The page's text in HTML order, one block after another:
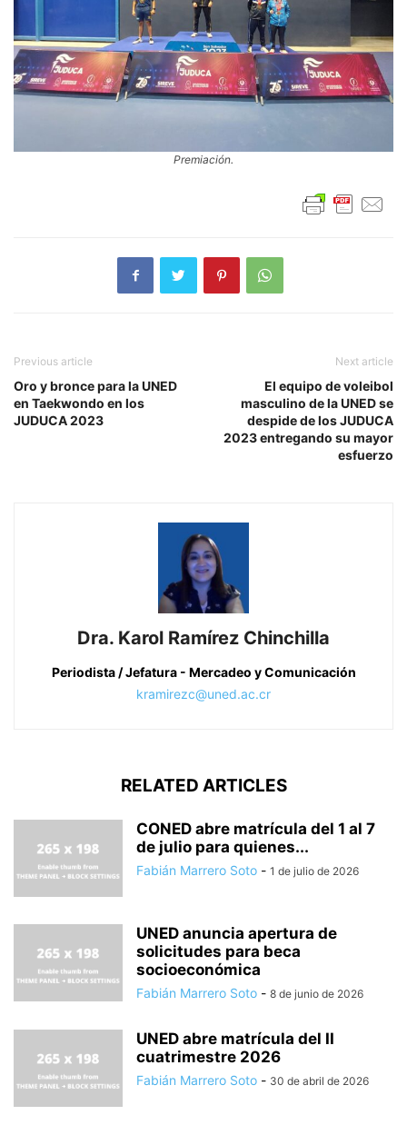
Premiación.
Previous article
Oro y bronce para la UNED
en Taekwondo en los
JUDUCA 2023
Next article
El equipo de voleibol
masculino de la UNED se
despide de los JUDUCA
2023 entregando su mayor
esfuerzo
Dra. Karol Ramírez Chinchilla
Periodista / Jefatura - Mercadeo y Comunicación
kramirezc@uned.ac.cr
RELATED ARTICLES
CONED abre matrícula del 1 al 7
de julio para quienes...
Fabián Marrero Soto - 1 de julio de 2026
UNED anuncia apertura de
solicitudes para beca
socioeconómica
Fabián Marrero Soto - 8 de junio de 2026
UNED abre matrícula del II
cuatrimestre 2026
Fabián Marrero Soto - 30 de abril de 2026